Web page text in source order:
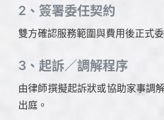
2、簽署委任契約
雙方確認服務範圍與費用後正式
3、起訴／調解程序
由律師撰擬起訴狀或協助家事調
出庭。